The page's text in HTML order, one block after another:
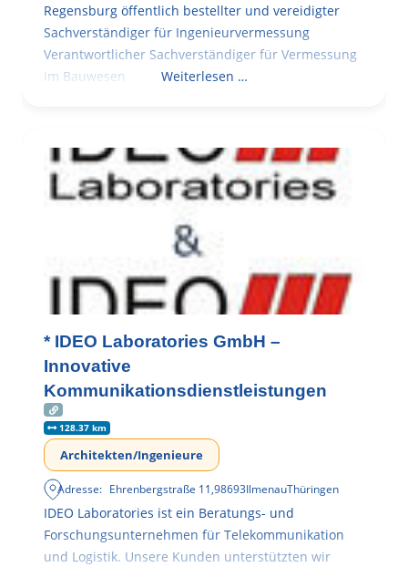
Regensburg öffentlich bestellter und vereidigter
Sachverständiger für Ingenieurvermessung
Verantwortlicher Sachverständiger für Vermessung
im Bauwesen
Weiterlesen …
* IDEO Laboratories GmbH –
Innovative
Kommunikationsdienstleistungen
128.37 km
Architekten/Ingenieure
Adresse: Ehrenbergstraße 11,98693IlmenauThüringen
IDEO Laboratories ist ein Beratungs- und
Forschungsunternehmen für Telekommunikation
und Logistik. Unsere Kunden unterstützten wir